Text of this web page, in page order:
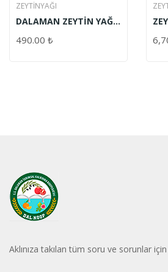
ZEYTINYAĞI
DALAMAN ZEYTİN YAĞI
490.00 ₺
Aklınıza takılan tüm soru ve sorunlar